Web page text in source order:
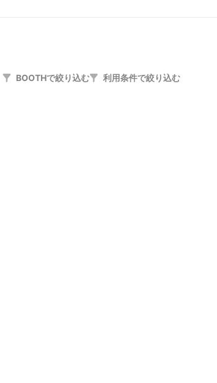
BOOTHで絞り込む 利用条件で絞り込む